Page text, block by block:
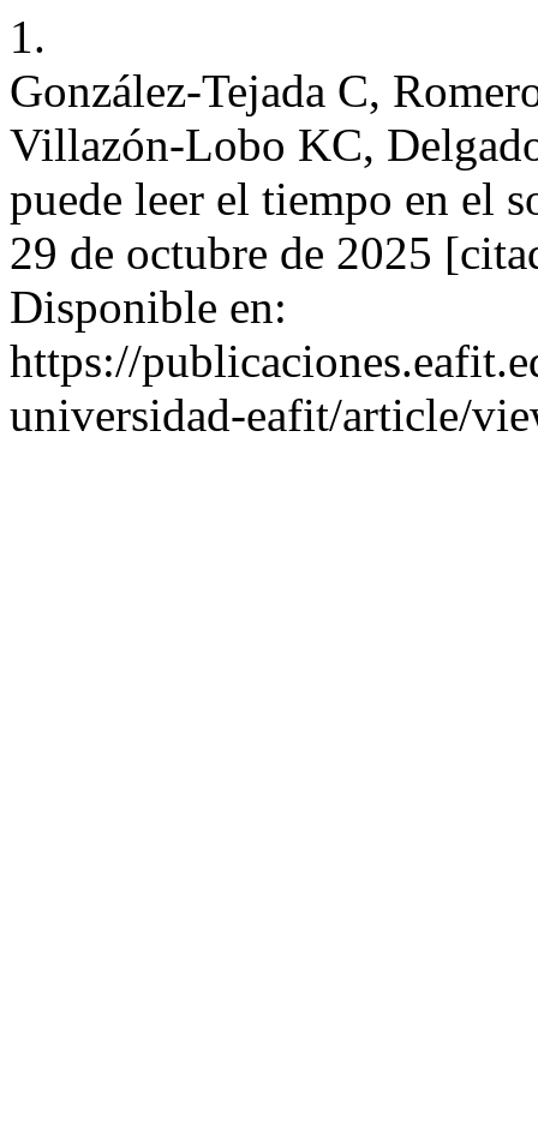
1.
González-Tejada C,
Villazón-Lobo KC,
puede leer el tiempo en el
29 de octubre de 2025
Disponible en:
https://
universidad-eafit/article/